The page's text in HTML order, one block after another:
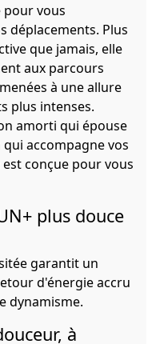
pour vous
déplacements. Plus
que jamais, elle
aux parcours
à une allure
plus intenses.
amorti qui épouse
accompagne vos
conçue pour vous
plus douce
garantit un
d'énergie accru
dynamisme.
à